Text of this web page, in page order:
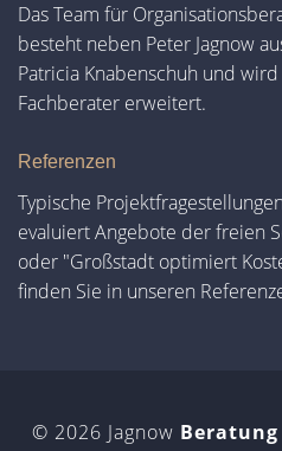
Das Team für
besteht neben Peter Jagnow
Patricia Knabenschuh und
Fachberater erweitert.
Referenzen
Typische
evaluiert Angebote der freien
oder "Großstadt optimiert
finden Sie in unseren
© 2026 Jagnow Beratung